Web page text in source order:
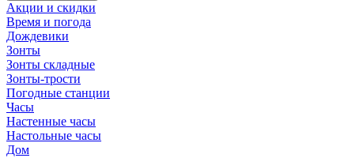
Акции и скидки
Время и погода
Дождевики
Зонты
Зонты складные
Зонты-трости
Погодные станции
Часы
Настенные часы
Настольные часы
Дом